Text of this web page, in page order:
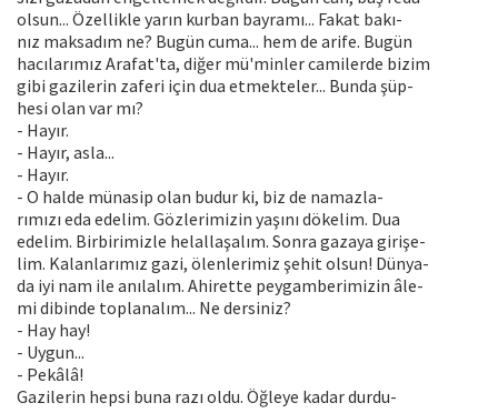
olsun... Özellikle yarın kurban bayramı... Fakat bakı-
nız maksadım ne? Bugün cuma... hem de arife. Bugün
hacılarımız Arafat'ta, diğer mü'minler camilerde bizim
gibi gazilerin zaferi için dua etmekteler... Bunda şüp-
hesi olan var mı?
- Hayır.
- Hayır, asla...
- Hayır.
- O halde münasip olan budur ki, biz de namazla-
rımızı eda edelim. Gözlerimizin yaşını dökelim. Dua
edelim. Birbirimizle helallaşalım. Sonra gazaya girişe-
lim. Kalanlarımız gazi, ölenlerimiz şehit olsun! Dünya-
da iyi nam ile anılalım. Ahirette peygamberimizin âle-
mi dibinde toplanalım... Ne dersiniz?
- Hay hay!
- Uygun...
- Pekâlâ!
Gazilerin hepsi buna razı oldu. Öğleye kadar durdu-